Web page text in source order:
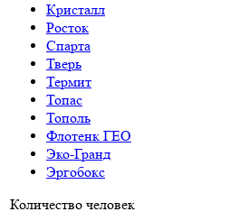
Кристалл
Росток
Спарта
Тверь
Термит
Топас
Тополь
Флотенк ГЕО
Эко-Гранд
Эргобокс
Количество человек